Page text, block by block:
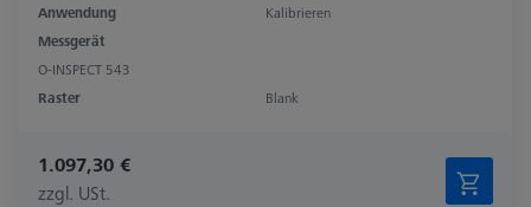
Anwendung
Kalibrieren
Messgerät
O-INSPECT 543
Raster
Blank
1.097,30 €
zzgl. USt.